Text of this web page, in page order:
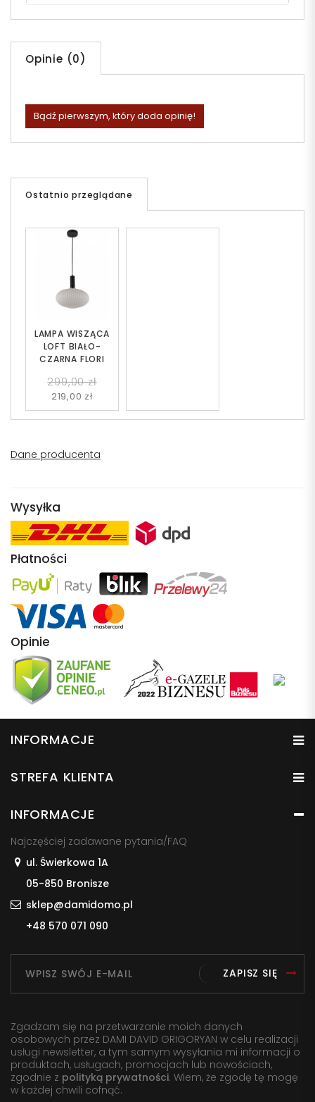
Opinie (0)
Bądź pierwszym, który doda opinię!
Ostatnio przeglądane
LAMPA WISZĄCA
LOFT BIAŁO-
CZARNA FLORI
299,00 zł
219,00 zł
Dane producenta
Wysyłka
Płatności
Opinie
INFORMACJE
STREFA KLIENTA
INFORMACJE
Najczęściej zadawane pytania/FAQ
ul. Świerkowa 1A
05-850 Bronisze
sklep@damidomo.pl
+48 570 071 090
ZAPISZ SIĘ
Zgadzam się na przetwarzanie moich danych
osobowych przez DAMI DAVID GRIGORYAN w celu realizacji
usługi newsletter, a tym samym wysyłania mi informacji o
produktach, usługach, promocjach lub nowościach,
zgodnie z polityką prywatności. Wiem, że zgodę tę mogę
w każdej chwili cofnąć.